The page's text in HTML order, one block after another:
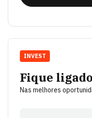
Fique ligado
Nas melhores
INVEST